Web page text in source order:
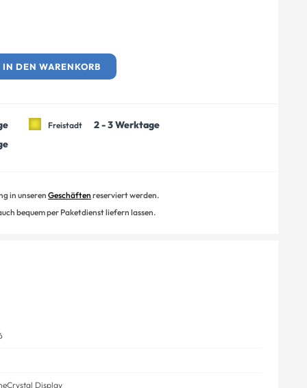
IN DEN WARENKORB
in unseren Geschäften reserviert werden.
bequem per Paketdienst liefern lassen.
Freistadt
2 - 3 Werktage
Display